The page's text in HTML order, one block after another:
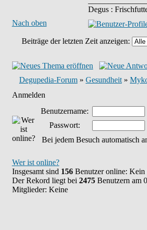
Degus :
Nach oben
Beiträge der letzten Zeit anzeigen:
Degupedia-Forum » Gesundheit »
Anmelden
Benutzername:
Passwort:
Bei jedem Besuch automatisch
Wer ist online?
Insgesamt sind 156Benutzer online:
Der Rekord liegt bei 2475Benutzern am
Mitglieder: Keine